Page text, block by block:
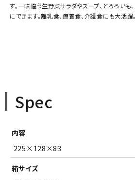
す。一味違う生野菜サラダやスープ、とろろいも
にできます。離乳食、療養食、介護食にも大活躍。
Spec
内容
225×128×83
箱サイズ